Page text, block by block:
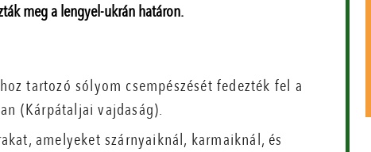
meg a lengyel-ukrán határon.
tartozó sólyom csempészését fedezték fel a
(Kárpátaljai vajdaság).
amelyeket szárnyaiknál, karmaiknál, és